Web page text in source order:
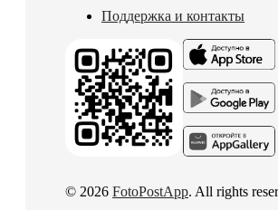
Поддержка и контакты
© 2026 FotoPostApp. All rights